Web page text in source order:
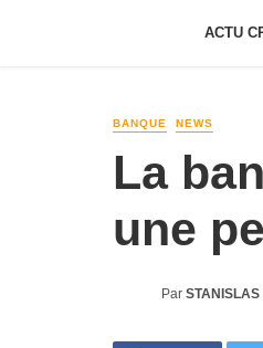
ACTU
BANQUE NEWS
La
une
Par STANISLAS